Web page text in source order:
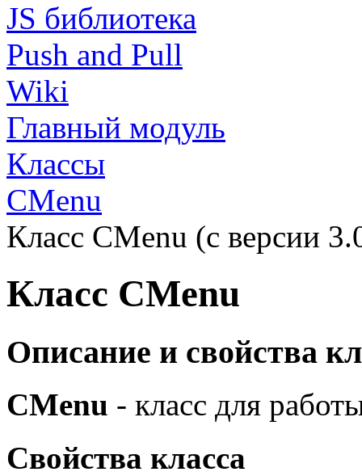
JS библиотека
Push and Pull
Wiki
Главный модуль
Классы
CMenu
Класс CMenu (с версии
Класс CMenu
Описание и свойства
CMenu - класс для
Свойства класса